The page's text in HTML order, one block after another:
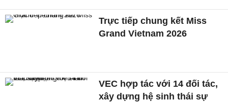
Trực tiếp chung kết Miss
Grand Vietnam 2026
VEC hợp tác với 14 đối tác,
xây dựng hệ sinh thái sự